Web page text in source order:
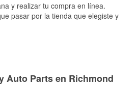
y realizar tu compra en línea.
pasar por la tienda que elegiste y
Auto Parts en Richmond